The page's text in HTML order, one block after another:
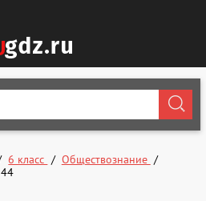
6 класс
Обществознание
44